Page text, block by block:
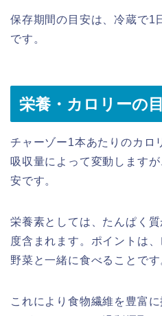
保存期間の目安は、冷蔵で1
です。
栄養・カロリーの
チャーゾー1本あたりのカロ
吸収量によって変動します
安です。
栄養素としては、たんぱく
度含まれます。ポイントは
野菜と一緒に食べることです
これにより食物繊維を豊富